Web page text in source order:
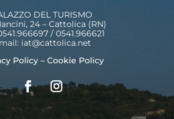
DEL TURISMO
24 – Cattolica (RN)
/ 0541.966621
iat@cattolica.net
Policy –Cookie Policy